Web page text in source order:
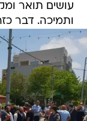
עושים תואר
ותמיכה. דבר